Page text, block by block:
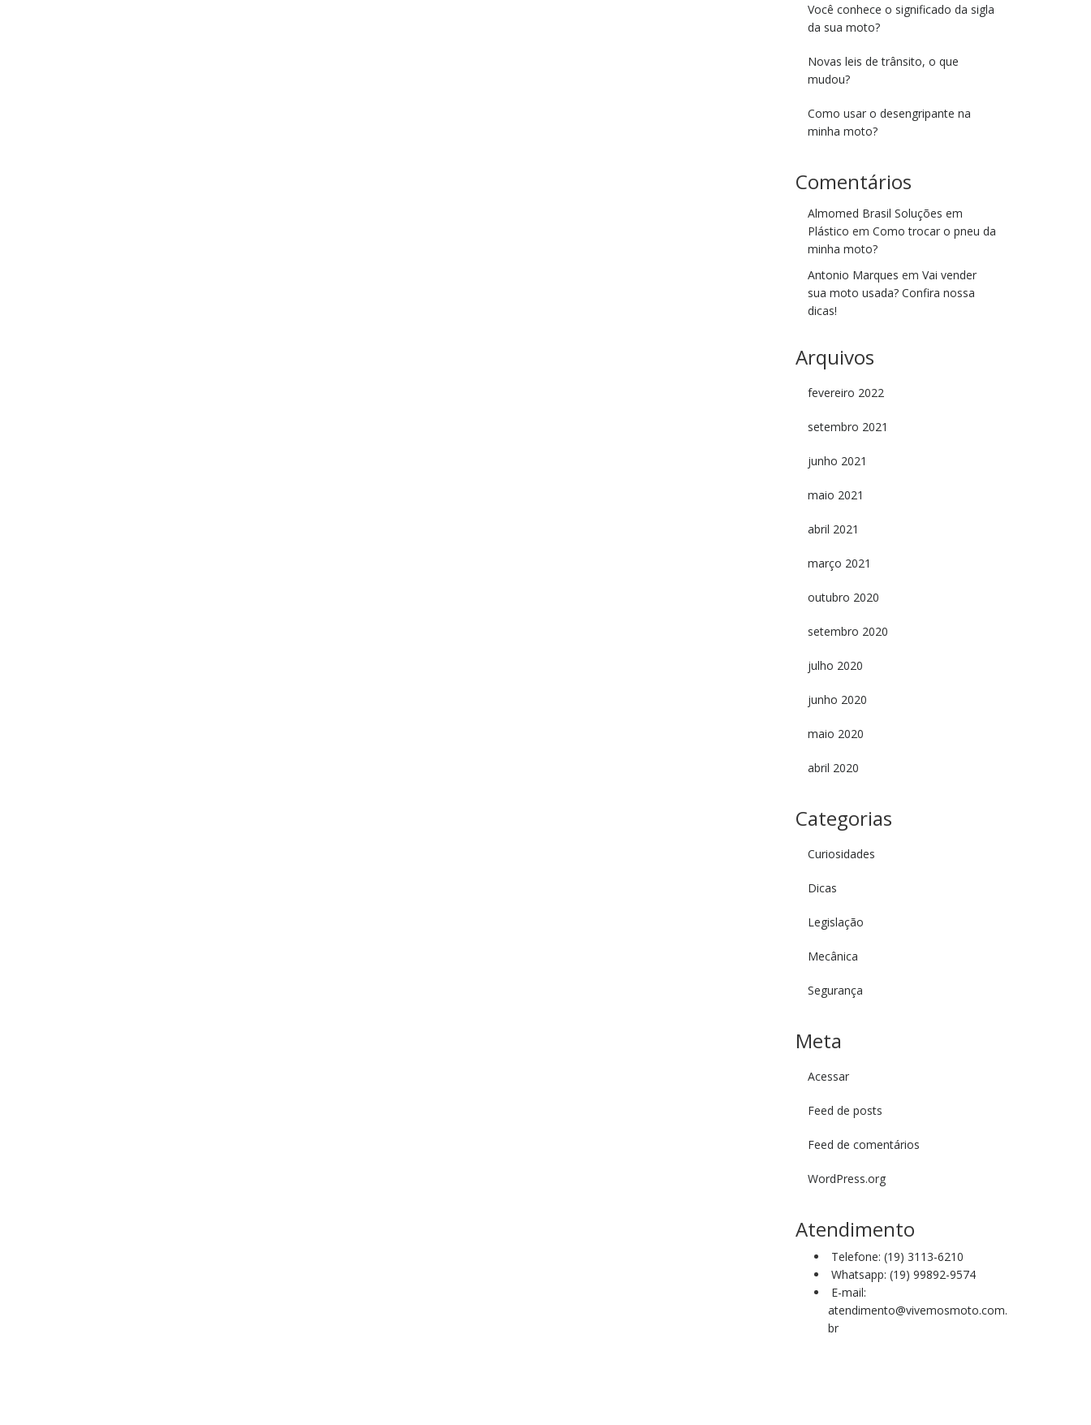
Você conhece o significado da sigla
da sua moto?
Novas leis de trânsito, o que
mudou?
Como usar o desengripante na
minha moto?
Comentários
Almomed Brasil Soluções em
Plástico em Como trocar o pneu da
minha moto?
Antonio Marques em Vai vender
sua moto usada? Confira nossa
dicas!
Arquivos
fevereiro 2022
setembro 2021
junho 2021
maio 2021
abril 2021
março 2021
outubro 2020
setembro 2020
julho 2020
junho 2020
maio 2020
abril 2020
Categorias
Curiosidades
Dicas
Legislação
Mecânica
Segurança
Meta
Acessar
Feed de posts
Feed de comentários
WordPress.org
Atendimento
Telefone: (19) 3113-6210
Whatsapp: (19) 99892-9574
E-mail:
atendimento@vivemosmoto.com.
br